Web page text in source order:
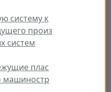
систему к
произ
систем
плас
машиностр